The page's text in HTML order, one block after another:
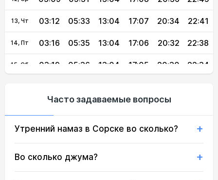
13, Чт 03:12 05:33 13:04 17:07 20:34 22:41
14, Пт 03:16 05:35 13:04 17:06 20:32 22:38
15, Сб 03:19 05:36 13:04 17:05 20:30 22:34
18, Вт 03:29 05:42 13:03 17:02 20:23 22:24
19, Ср 03:32 05:44 22:21
03:35 05:45 13:02 16:59 20:19 22:17
Часто задаваемые вопросы
Утренний намаз в Сорске во сколько?
Во сколько джума?